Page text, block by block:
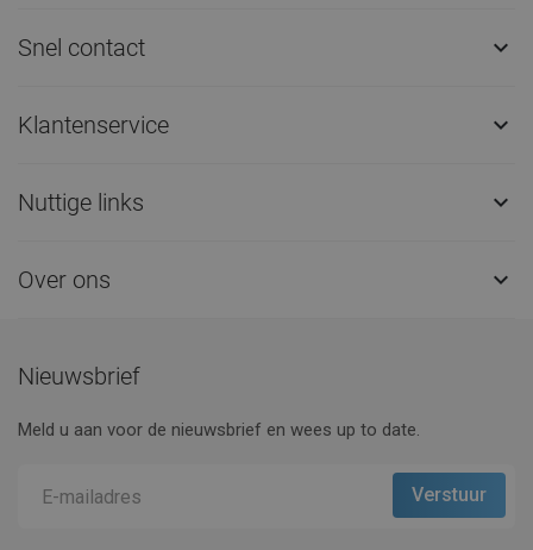
Snel contact 
Klantenservice 
Nuttige links 
Over ons 
Nieuwsbrief
Meld u aan voor de nieuwsbrief en wees up to date.